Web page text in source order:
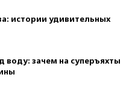
истории удивительных
воду: зачем на суперъяхты